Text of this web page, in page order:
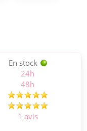
En stock
24h
48h
1 avis